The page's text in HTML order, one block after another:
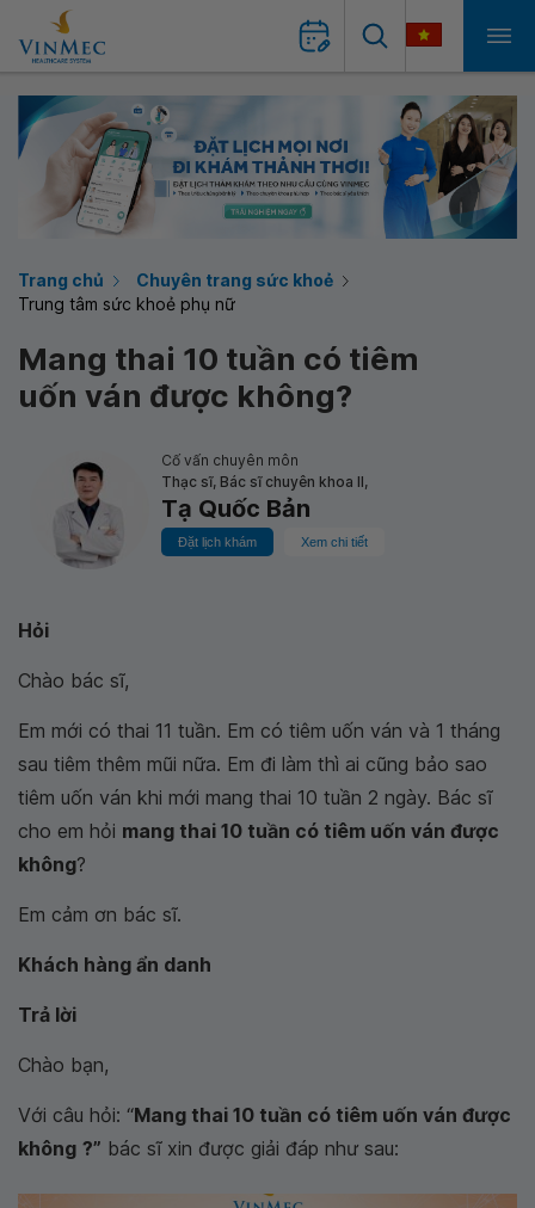
Trang chủ
Chuyên trang sức khoẻ
Trung tâm sức khoẻ phụ nữ
Mang thai 10 tuần có tiêm
uốn ván được không?
Cố vấn chuyên môn
Thạc sĩ, Bác sĩ chuyên khoa II,
Tạ Quốc Bản
Đặt lịch khám Xem chi tiết
Hỏi
Chào bác sĩ,
Em mới có thai 11 tuần. Em có tiêm uốn ván và 1 tháng
sau tiêm thêm mũi nữa. Em đi làm thì ai cũng bảo sao
tiêm uốn ván khi mới mang thai 10 tuần 2 ngày. Bác sĩ
cho em hỏi mang thai 10 tuần có tiêm uốn ván được
không?
Em cảm ơn bác sĩ.
Khách hàng ẩn danh
Trả lời
Chào bạn,
Với câu hỏi: “Mang thai 10 tuần có tiêm uốn ván được
không ?” bác sĩ xin được giải đáp như sau: